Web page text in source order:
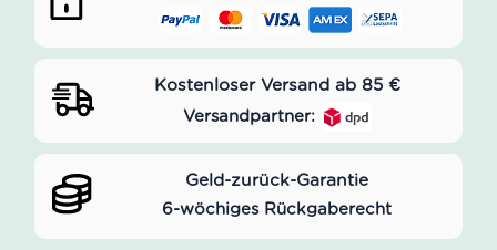
Kostenloser Versand ab 85 €
Versandpartner:
Geld-zurück-Garantie
6-wöchiges Rückgaberecht